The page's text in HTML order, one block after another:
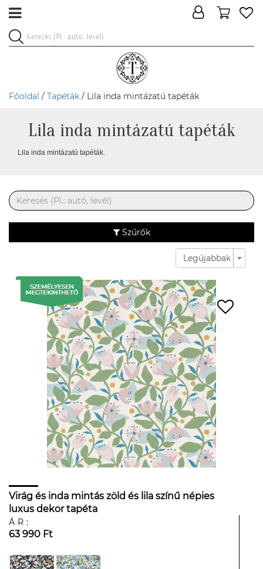
Főoldal / Tapéták / Lila inda mintázatú tapéták
Lila inda mintázatú tapéták
Lila inda mintázatú tapéták.
Szűrők
Legújabbak
Virág és inda mintás zöld és lila színű népies
luxus dekor tapéta
ÁR:
63 990 Ft